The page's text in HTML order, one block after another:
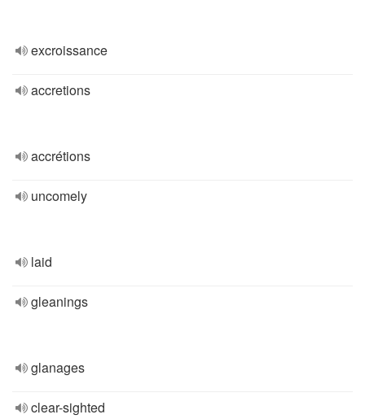
excroissance
accretions
accrétions
uncomely
laid
gleanings
glanages
clear-sighted